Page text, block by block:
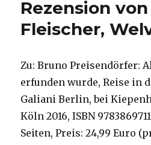
Rezension
Fleischer,
Zu: Bruno Preisendörfer:
erfunden wurde, Reise in
Galiani Berlin, bei
Köln 2016, ISBN
Seiten, Preis: 24,99 Euro